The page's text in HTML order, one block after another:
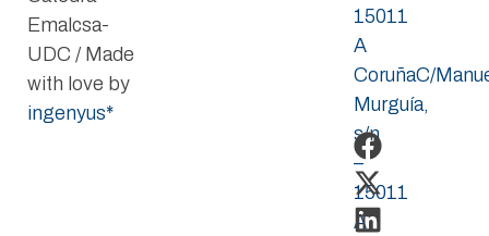
15011
A
CoruñaC/
Murguía,
s/n
–
15011
A
Emalcsa-
UDC / Made
with love by
ingenyus*